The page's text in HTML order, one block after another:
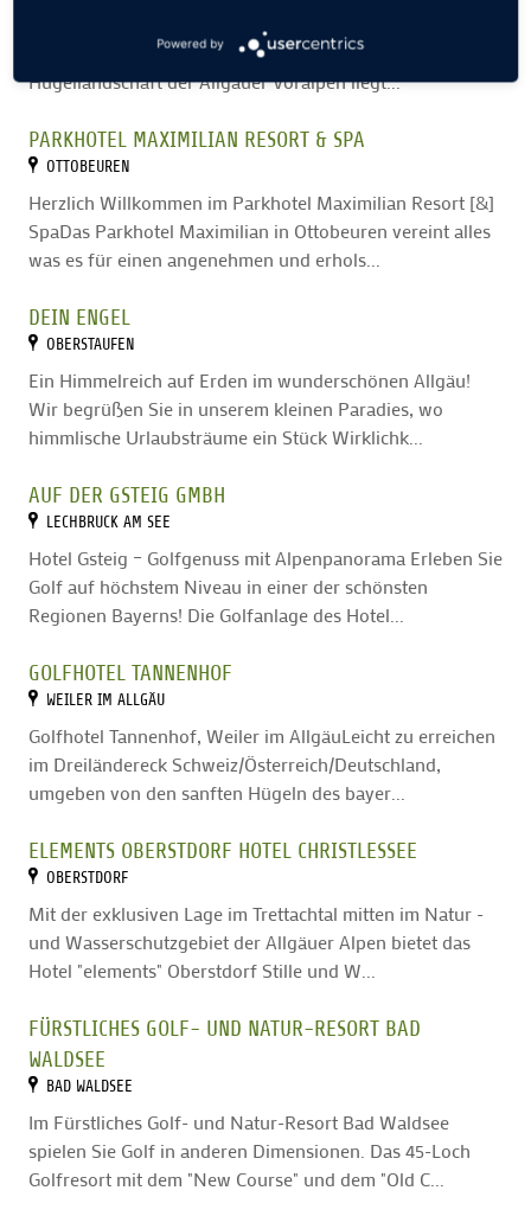
Golfen – Genuss – Wellness auf höchstem Niveau in
familiärer Atmosphäre Eingebettet in die sanfte
Hügellandschaft der Allgäuer Voralpen liegt...
PARKHOTEL MAXIMILIAN RESORT & SPA
OTTOBEUREN
Herzlich Willkommen im Parkhotel Maximilian Resort [&]
SpaDas Parkhotel Maximilian in Ottobeuren vereint alles
was es für einen angenehmen und erhols...
DEIN ENGEL
OBERSTAUFEN
Ein Himmelreich auf Erden im wunderschönen Allgäu!
Wir begrüßen Sie in unserem kleinen Paradies, wo
himmlische Urlaubsträume ein Stück Wirklichk...
AUF DER GSTEIG GMBH
LECHBRUCK AM SEE
Hotel Gsteig – Golfgenuss mit Alpenpanorama Erleben Sie
Golf auf höchstem Niveau in einer der schönsten
Regionen Bayerns! Die Golfanlage des Hotel...
GOLFHOTEL TANNENHOF
WEILER IM ALLGÄU
Golfhotel Tannenhof, Weiler im AllgäuLeicht zu erreichen
im Dreiländereck Schweiz/Österreich/Deutschland,
umgeben von den sanften Hügeln des bayer...
ELEMENTS OBERSTDORF HOTEL CHRISTLESSEE
OBERSTDORF
Mit der exklusiven Lage im Trettachtal mitten im Natur -
und Wasserschutzgebiet der Allgäuer Alpen bietet das
Hotel "elements" Oberstdorf Stille und W...
FÜRSTLICHES GOLF- UND NATUR-RESORT BAD
WALDSEE
BAD WALDSEE
Im Fürstliches Golf- und Natur-Resort Bad Waldsee
spielen Sie Golf in anderen Dimensionen. Das 45-Loch
Golfresort mit dem "New Course" und dem "Old C...
Powered by